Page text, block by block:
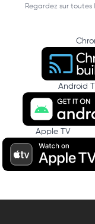
Regardez sur toutes
Android
Apple TV